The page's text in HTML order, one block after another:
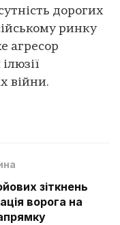
дорогих
ринку
агресор
війни.
зіткнень
ворога на